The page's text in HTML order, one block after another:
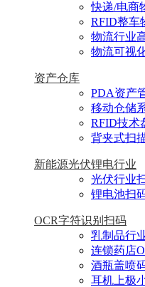
快递/电商
RFID整车
物流行业
物流可视
资产仓库
PDA资产
移动仓储
RFID技术
背夹式扫
新能源光伏锂电行业
光伏行业
锂电池扫
OCR字符识别扫码
乳制品行
连锁药店
酒瓶盖喷
耳机上极